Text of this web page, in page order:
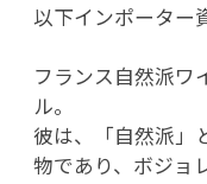
以下インポーター
フランス自然派ワ
ル。
彼は、「自然派」
物であり、ボジョ